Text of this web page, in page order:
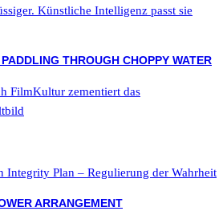
Künstliche Intelligenz passt sie
FilmKultur zementiert das
Integrity Plan – Regulierung der Wahrheit